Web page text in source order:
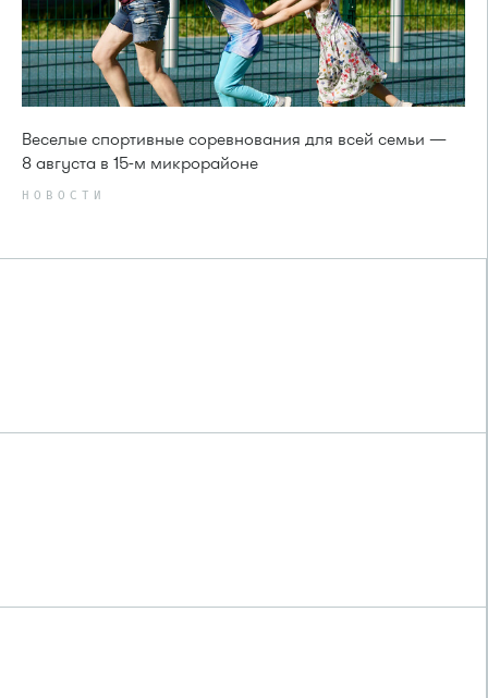
Веселые спортивные соревнования для всей семьи —
8 августа в 15-м микрорайоне
НОВОСТИ